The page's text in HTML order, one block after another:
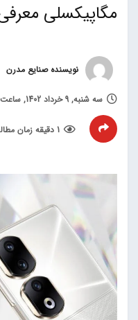
مگاپیکسلی
نویسنده صنایع مدرن
سه شنبه, 9 خرداد 1402, ساعت 11:12
1 دقیقه زمان مطالعه